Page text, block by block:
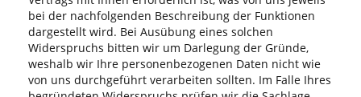
bei der nachfolgenden Beschreibung der Funktionen
dargestellt wird. Bei Ausübung eines solchen
Widerspruchs bitten wir um Darlegung der Gründe,
weshalb wir Ihre personenbezogenen Daten nicht wie
von uns durchgeführt verarbeiten sollten. Im Falle Ihres